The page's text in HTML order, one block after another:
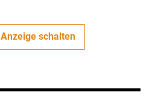
Anzeige schalten